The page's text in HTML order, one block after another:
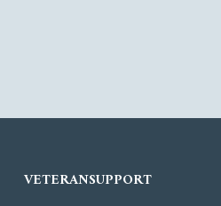
VETERANSUPPORT